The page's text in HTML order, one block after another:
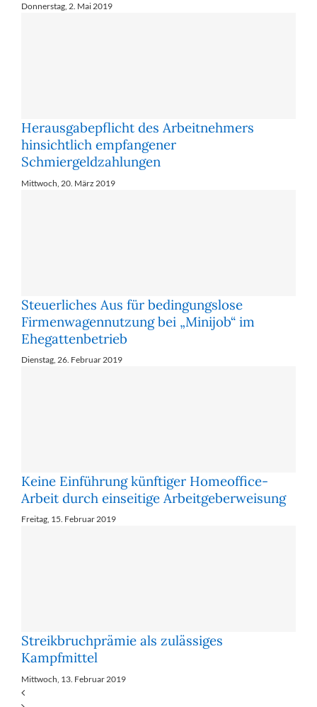
Donnerstag, 2. Mai 2019
Herausgabepflicht des Arbeitnehmers
hinsichtlich empfangener
Schmiergeldzahlungen
Mittwoch, 20. März 2019
Steuerliches Aus für bedingungslose
Firmenwagennutzung bei „Minijob“ im
Ehegattenbetrieb
Dienstag, 26. Februar 2019
Keine Einführung künftiger Homeoffice-
Arbeit durch einseitige Arbeitgeberweisung
Freitag, 15. Februar 2019
Streikbruchprämie als zulässiges
Kampfmittel
Mittwoch, 13. Februar 2019